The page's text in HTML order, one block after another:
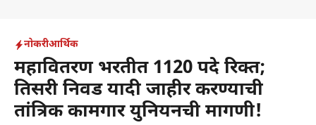
नोकरीआर्थिक
महावितरण भरतीत 1120 पदे रिक्त;
तिसरी निवड यादी जाहीर करण्याची
तांत्रिक कामगार युनियनची मागणी!